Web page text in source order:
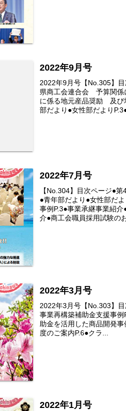
2022年9月号
2022年9月号【No.305】
県商工会連合会 予算関係
に係る地元産品奨励 及び
部だより●女性部だより
2022年7月号
【No.304】目次ページ●
●青年部だより●女性部だ
事例P.3●事業承継事業紹
介●商工会職員採用試験の
2022年3月号
2022年3月号【No.303】
事業再構築補助金支援事
助金を活用した商品開発
度のご案内P.6●クラ...
2022年1月号